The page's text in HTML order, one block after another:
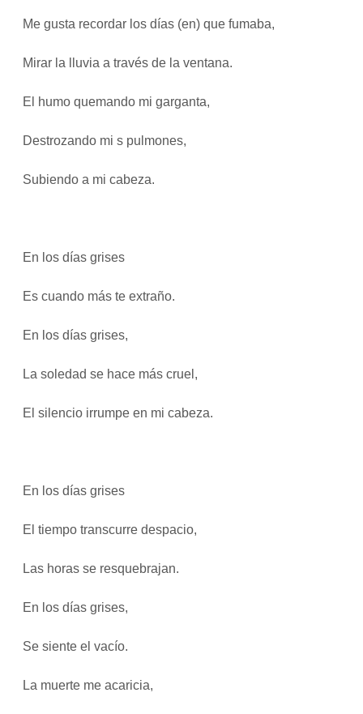
Me gusta recordar los días (en) que fumaba,
Mirar la lluvia a través de la ventana.
El humo quemando mi garganta,
Destrozando mi s pulmones,
Subiendo a mi cabeza.
En los días grises
Es cuando más te extraño.
En los días grises,
La soledad se hace más cruel,
El silencio irrumpe en mi cabeza.
En los días grises
El tiempo transcurre despacio,
Las horas se resquebrajan.
En los días grises,
Se siente el vacío.
La muerte me acaricia,